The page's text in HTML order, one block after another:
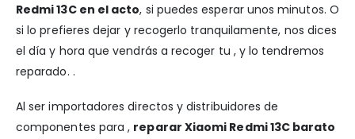
Redmi 13C en el acto, si puedes esperar unos minutos. O
si lo prefieres dejar y recogerlo tranquilamente, nos dices
el día y hora que vendrás a recoger tu , y lo tendremos
reparado. .
Al ser importadores directos y distribuidores de
componentes para , reparar Xiaomi Redmi 13C barato